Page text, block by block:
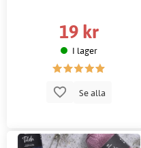
19 kr
I lager
Se alla